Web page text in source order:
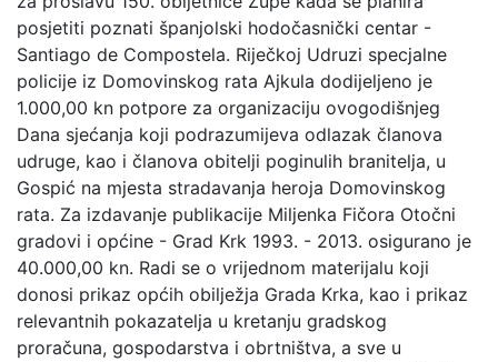
posjetiti poznati španjolski hodočasnički centar -
Santiago de Compostela. Riječkoj Udruzi specjalne
policije iz Domovinskog rata Ajkula dodijeljeno je
1.000,00 kn potpore za organizaciju ovogodišnjeg
Dana sjećanja koji podrazumijeva odlazak članova
udruge, kao i članova obitelji poginulih branitelja, u
Gospić na mjesta stradavanja heroja Domovinskog
rata. Za izdavanje publikacije Miljenka Fičora Otočni
gradovi i općine - Grad Krk 1993. - 2013. osigurano je
40.000,00 kn. Radi se o vrijednom materijalu koji
donosi prikaz općih obilježja Grada Krka, kao i prikaz
relevantnih pokazatelja u kretanju gradskog
proračuna, gospodarstva i obrtništva, a sve u